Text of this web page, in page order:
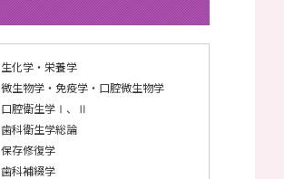
生化学・栄養学
微生物学・免疫学・口腔微生物学
口腔衛生学Ⅰ、Ⅱ
歯科衛生学総論
保存修復学
歯科補綴学